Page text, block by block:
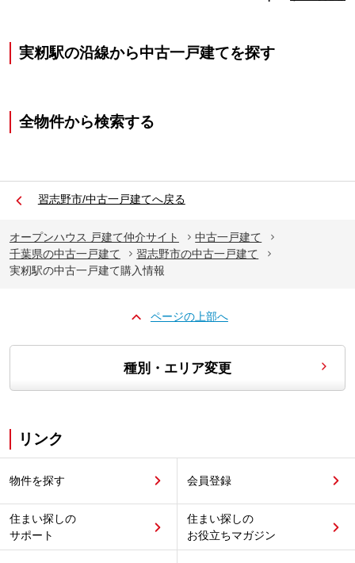
実籾駅の沿線から中古一戸建てを探す
全物件から検索する
習志野市/中古一戸建てへ戻る
オープンハウス 戸建て仲介サイト
中古一戸建て
千葉県の中古一戸建て
習志野市の中古一戸建て
実籾駅の中古一戸建て購入情報
ページの上部へ
種別・エリア変更
リンク
物件を探す 会員登録
住まい探しの
サポート
住まい探しの
お役立ちマガジン